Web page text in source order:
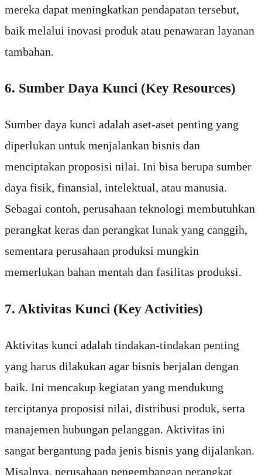
mereka dapat meningkatkan pendapatan tersebut,
baik melalui inovasi produk atau penawaran layanan
tambahan.
6. Sumber Daya Kunci (Key Resources)
Sumber daya kunci adalah aset-aset penting yang
diperlukan untuk menjalankan bisnis dan
menciptakan proposisi nilai. Ini bisa berupa sumber
daya fisik, finansial, intelektual, atau manusia.
Sebagai contoh, perusahaan teknologi membutuhkan
perangkat keras dan perangkat lunak yang canggih,
sementara perusahaan produksi mungkin
memerlukan bahan mentah dan fasilitas produksi.
7. Aktivitas Kunci (Key Activities)
Aktivitas kunci adalah tindakan-tindakan penting
yang harus dilakukan agar bisnis berjalan dengan
baik. Ini mencakup kegiatan yang mendukung
terciptanya proposisi nilai, distribusi produk, serta
manajemen hubungan pelanggan. Aktivitas ini
sangat bergantung pada jenis bisnis yang dijalankan.
Misalnya, perusahaan pengembangan perangkat